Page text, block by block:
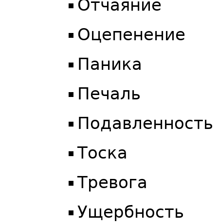
Отчаяние
Оцепенение
Паника
Печаль
Подавленность
Тоска
Тревога
Ущербность